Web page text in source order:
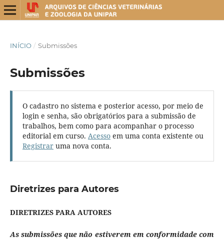
INÍCIO / Submissões
Submissões
O cadastro no sistema e posterior acesso, por meio de
login e senha, são obrigatórios para a submissão de
trabalhos, bem como para acompanhar o processo
editorial em curso. Acessoem uma conta existente ou
Registraruma nova conta.
Diretrizes para Autores
DIRETRIZES PARA AUTORES
As submissões que não estiverem em conformidade com